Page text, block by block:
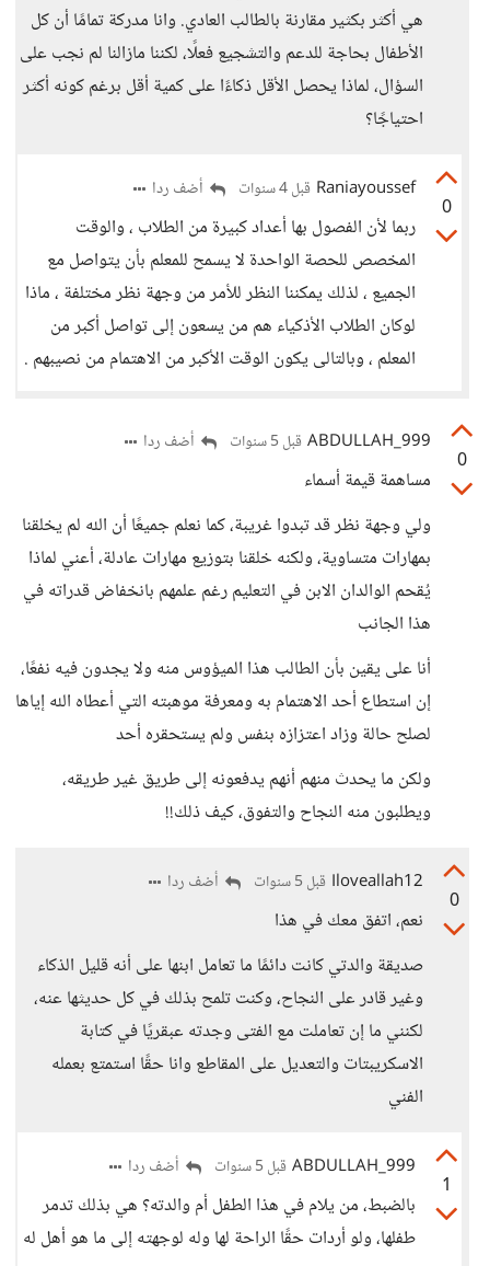
هي أكثر بكثير مقارنة بالطالب العادي. وانا مدركة تمامًا أن كل
الأطفال بحاجة للدعم والتشجيع فعلًا، لكننا مازالنا لم نجب على
السؤال، لماذا يحصل الأقل ذكاءًا على كمية أقل برغم كونه أكثر
احتياجًا؟
0
Raniayoussef قبل 4 سنوات أضف ردا
ربما لأن الفصول بها أعداد كبيرة من الطلاب ، والوقت
المخصص للحصة الواحدة لا يسمح للمعلم بأن يتواصل مع
الجميع ، لذلك يمكننا النظر للأمر من وجهة نظر مختلفة ، ماذا
لوكان الطلاب الأذكياء هم من يسعون إلى تواصل أكبر من
المعلم ، وبالتالى يكون الوقت الأكبر من الاهتمام من نصيبهم .
0
ABDULLAH_999 قبل 5 سنوات أضف ردا
مساهمة قيمة أسماء
ولي وجهة نظر قد تبدوا غريبة، كما نعلم جميعًا أن الله لم يخلقنا
بمهارات متساوية، ولكنه خلقنا بتوزيع مهارات عادلة، أعني لماذا
يُقحم الوالدان الابن في التعليم رغم علمهم بانخفاض قدراته في
هذا الجانب
أنا على يقين بأن الطالب هذا الميؤوس منه ولا يجدون فيه نفعًا،
إن استطاع أحد الاهتمام به ومعرفة موهبته التي أعطاه الله إياها
لصلح حالة وزاد اعتزازه بنفس ولم يستحقره أحد
ولكن ما يحدث منهم أنهم يدفعونه إلى طريق غير طريقه،
ويطلبون منه النجاح والتفوق، كيف ذلك!!
0
Iloveallah12 قبل 5 سنوات أضف ردا
نعم، اتفق معك في هذا
صديقة والدتي كانت دائمًا ما تعامل ابنها على أنه قليل الذكاء
وغير قادر على النجاح، وكنت تلمح بذلك في كل حديثها عنه،
لكنني ما إن تعاملت مع الفتى وجدته عبقريًا في كتابة
الاسكريبتات والتعديل على المقاطع وانا حقًا استمتع بعمله
الفني
1
ABDULLAH_999 قبل 5 سنوات أضف ردا
بالضبط، من يلام في هذا الطفل أم والدته؟ هي بذلك تدمر
طفلها، ولو أردات حقًا الراحة لها وله لوجهته إلى ما هو أهل له